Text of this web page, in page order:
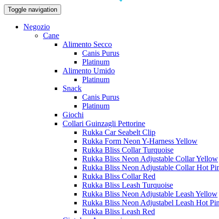
Toggle navigation
Negozio
Cane
Alimento Secco
Canis Purus
Platinum
Alimento Umido
Platinum
Snack
Canis Purus
Platinum
Giochi
Collari Guinzagli Pettorine
Rukka Car Seabelt Clip
Rukka Form Neon Y-Harness Yellow
Rukka Bliss Collar Turquoise
Rukka Bliss Neon Adjustable Collar Yellow
Rukka Bliss Neon Adjustable Collar Hot
Rukka Bliss Collar Red
Rukka Bliss Leash Turquoise
Rukka Bliss Neon Adjustable Leash Yellow
Rukka Bliss Neon Adjustabel Leash Hot
Rukka Bliss Leash Red